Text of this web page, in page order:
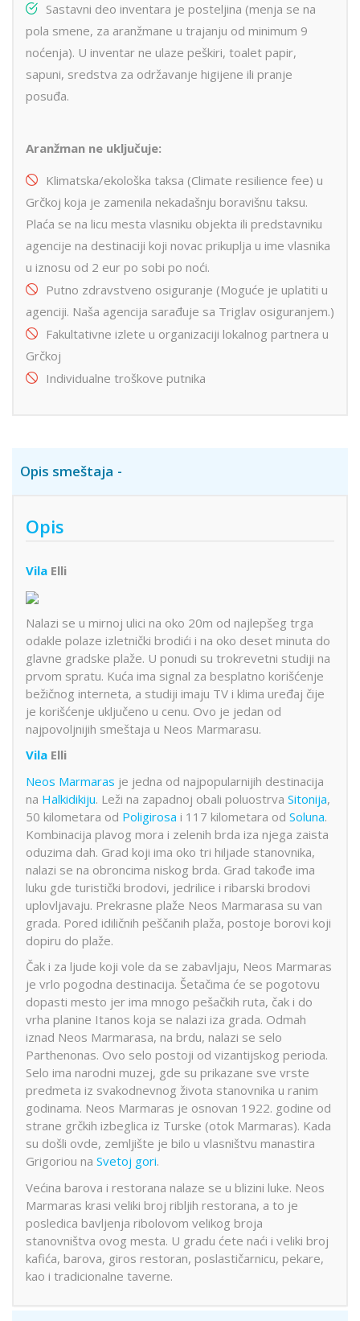
Sastavni deo inventara je posteljina (menja se na
pola smene, za aranžmane u trajanju od minimum 9
noćenja). U inventar ne ulaze peškiri, toalet papir,
sapuni, sredstva za održavanje higijene ili pranje
posuđa.
Aranžman ne uključuje:
Klimatska/ekološka taksa (Climate resilience fee) u
Grčkoj koja je zamenila nekadašnju boravišnu taksu.
Plaća se na licu mesta vlasniku objekta ili predstavniku
agencije na destinaciji koji novac prikuplja u ime vlasnika
u iznosu od 2 eur po sobi po noći.
Putno zdravstveno osiguranje (Moguće je uplatiti u
agenciji. Naša agencija sarađuje sa Triglav osiguranjem.)
Fakultativne izlete u organizaciji lokalnog partnera u
Grčkoj
Individualne troškove putnika
Opis smeštaja
Opis
Vila Elli
Nalazi se u mirnoj ulici na oko 20m od najlepšeg trga
odakle polaze izletnički brodići i na oko deset minuta do
glavne gradske plaže. U ponudi su trokrevetni studiji na
prvom spratu. Kuća ima signal za besplatno korišćenje
bežičnog interneta, a studiji imaju TV i klima uređaj čije
je korišćenje uključeno u cenu. Ovo je jedan od
najpovoljnijih smeštaja u Neos Marmarasu.
Vila Elli
Neos Marmaras je jedna od najpopularnijih destinacija
na Halkidikiju. Leži na zapadnoj obali poluostrva Sitonija,
50 kilometara od Poligirosa i 117 kilometara od Soluna.
Kombinacija plavog mora i zelenih brda iza njega zaista
oduzima dah. Grad koji ima oko tri hiljade stanovnika,
nalazi se na obroncima niskog brda. Grad takođe ima
luku gde turistički brodovi, jedrilice i ribarski brodovi
uplovljavaju. Prekrasne plaže Neos Marmarasa su van
grada. Pored idiličnih peščanih plaža, postoje borovi koji
dopiru do plaže.
Čak i za ljude koji vole da se zabavljaju, Neos Marmaras
je vrlo pogodna destinacija. Šetačima će se pogotovu
dopasti mesto jer ima mnogo pešačkih ruta, čak i do
vrha planine Itanos koja se nalazi iza grada. Odmah
iznad Neos Marmarasa, na brdu, nalazi se selo
Parthenonas. Ovo selo postoji od vizantijskog perioda.
Selo ima narodni muzej, gde su prikazane sve vrste
predmeta iz svakodnevnog života stanovnika u ranim
godinama. Neos Marmaras je osnovan 1922. godine od
strane grčkih izbeglica iz Turske (otok Marmaras). Kada
su došli ovde, zemljište je bilo u vlasništvu manastira
Grigoriou na Svetoj gori.
Većina barova i restorana nalaze se u blizini luke. Neos
Marmaras krasi veliki broj ribljih restorana, a to je
posledica bavljenja ribolovom velikog broja
stanovništva ovog mesta. U gradu ćete naći i veliki broj
kafića, barova, giros restoran, poslastičarnicu, pekare,
kao i tradicionalne taverne.